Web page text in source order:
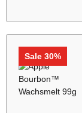
Sale 30%